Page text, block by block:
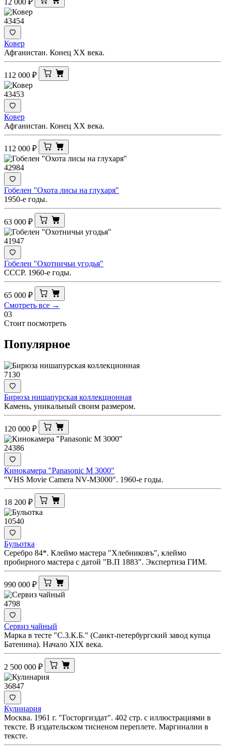
43454
Ковер
Афганистан. Конец XX века.
112 000 ₽
43453
Ковер
Афганистан. Конец XX века.
112 000 ₽
42984
Гобелен "Охота лисы на глухаря"
1950-е годы.
63 000 ₽
41947
Гобелен "Охотничьи угодья"
СССР. 1960-е годы.
65 000 ₽
Смотреть все →
03
Стоит посмотреть
Популярное
7130
Бирюза нишапурская коллекционная
Камень, уникальный своим размером.
120 000 ₽
24386
Кинокамера "Panasonic M 3000"
"VHS Movie Camera NV-M3000". 1960-е годы.
18 200 ₽
10540
Бульотка
Серебро 84*. Клеймо мастера "Хлебниковъ", клеймо
пробирного мастера с датой "В.П 1883". Экспертиза ГИМ.
990 000 ₽
4798
Сервиз чайный
Марка в тесте "С.З.К.Б." (Санкт-петербургский завод купца
Батенина). Начало XIX века.
2 500 000 ₽
36847
Кулинария
Москва. 1961 г. "Госторгиздат". 402 стр. с иллюстрациями в
тексте. В издательском тисненом переплете. Маргиналии в
тексте.